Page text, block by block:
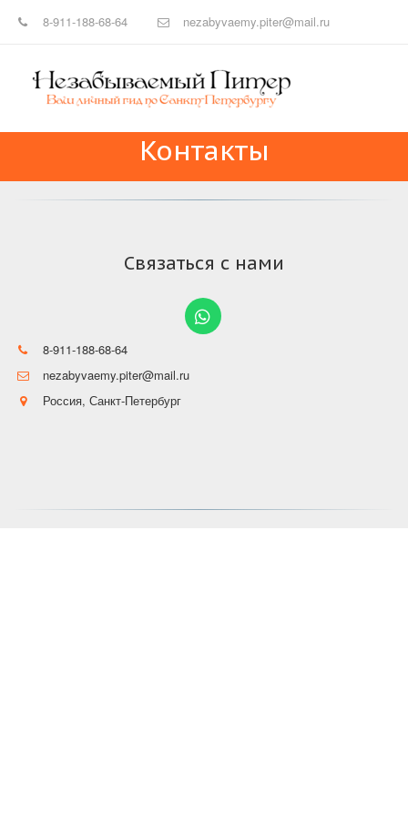
8-911-188-68-64 nezabyvaemy.piter@mail.ru
Контакты
Связаться с нами
8-911-188-68-64
nezabyvaemy.piter@mail.ru
Россия, Санкт-Петербург